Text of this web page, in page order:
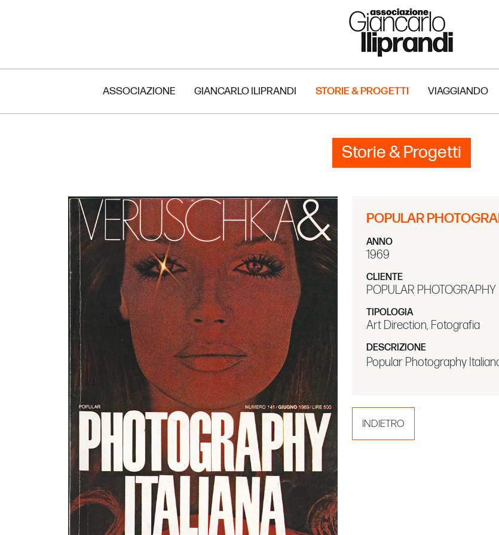
ASSOCIAZIONE GIANCARLO ILIPRANDI STORIE & PROGETTI VIAGGIANDO
Storie & Progetti
POPULAR
ANNO
1969
CLIENTE
POPULAR
TIPOLOGIA
Art Direction, Fotografia
DESCRIZIONE
Popular Photography
INDIETRO